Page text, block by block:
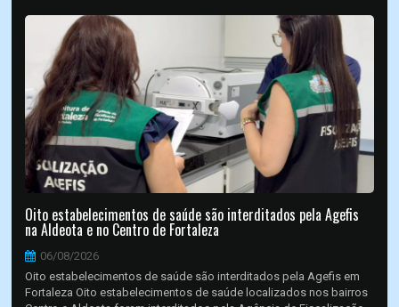
Oito estabelecimentos de saúde são interditados pela Agefis
na Aldeota e no Centro de Fortaleza
06/08/2026
Oito estabelecimentos de saúde são interditados pela Agefis em
Fortaleza Oito estabelecimentos de saúde localizados nos bairros